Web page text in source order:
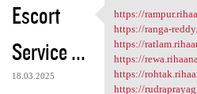
Escort
Service ...
18.03.2025
https://
https://
https://ranga-
https://
https://
https://
https://